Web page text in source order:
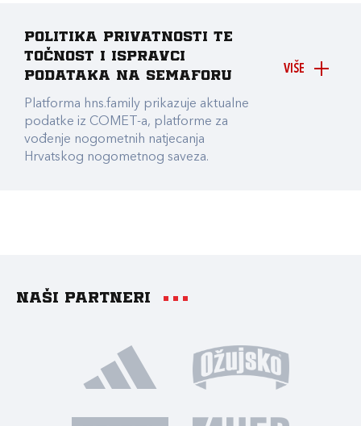
VIŠE
Politika privatnosti te
točnost i ispravci
podataka na Semaforu
Platforma hns.family prikazuje aktualne
podatke iz COMET-a, platforme za
vođenje nogometnih natjecanja
Hrvatskog nogometnog saveza.
Naši partneri